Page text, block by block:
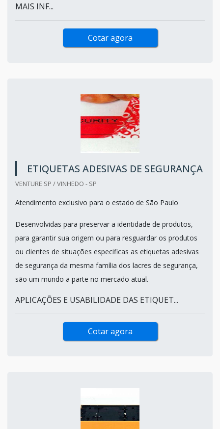
MAIS INF...
Cotar agora
ETIQUETAS ADESIVAS DE SEGURANÇA
VENTURE SP / VINHEDO - SP
Atendimento exclusivo para o estado de São Paulo
Desenvolvidas para preservar a identidade de produtos,
para garantir sua origem ou para resguardar os produtos
ou clientes de situações especificas as etiquetas adesivas
de segurança da mesma família dos lacres de segurança,
são um mundo a parte no mercado atual.
APLICAÇÕES E USABILIDADE DAS ETIQUET...
Cotar agora